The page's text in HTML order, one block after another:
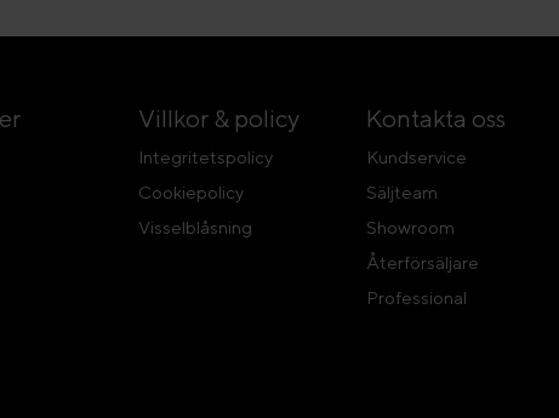
Villkor & policy
Integritetspolicy
Cookiepolicy
Visselblåsning
Kontakta oss
Kundservice
Säljteam
Showroom
Återförsäljare
Professional